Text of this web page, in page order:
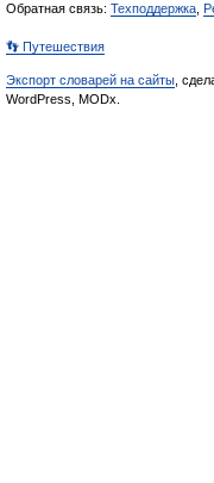
Обратная связь: Техподдержка
👣 Путешествия
Экспорт словарей на сайты ,
WordPress, MODx.